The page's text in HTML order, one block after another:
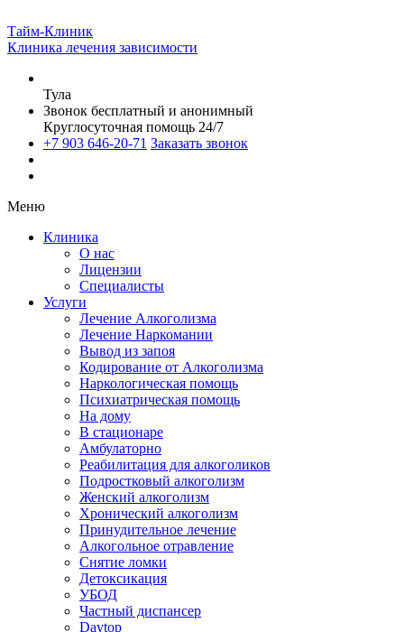
Тайм-Клиник
Клиника лечения зависимости
Тула
Звонок бесплатный и анонимный
Круглосуточная помощь 24/7
+7 903 646-20-71 Заказать звонок
Меню
Клиника
О нас
Лицензии
Специалисты
Услуги
Лечение Алкоголизма
Лечение Наркомании
Вывод из запоя
Кодирование от Алкоголизма
Наркологическая помощь
Психиатрическая помощь
На дому
В стационаре
Амбулаторно
Реабилитация для алкоголиков
Подростковый алкоголизм
Женский алкоголизм
Хронический алкоголизм
Принудительное лечение
Алкогольное отравление
Снятие ломки
Детоксикация
УБОД
Частный диспансер
Daytop